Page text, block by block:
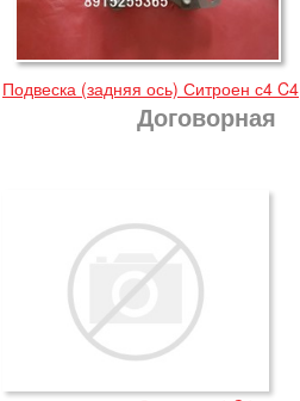
Подвеска (задняя ось) Ситроен с4 C4
Договорная